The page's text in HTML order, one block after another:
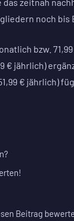
noch bis
bzw.
€ jährlich)
€ jährlich)
Beitrag